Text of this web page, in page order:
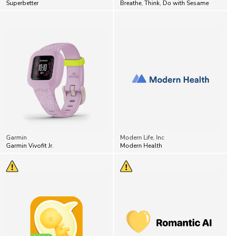
Superbetter
Breathe, Think, Do with Sesame
Garmin
Garmin Vivofit Jr.
Modern Life, Inc
Modern Health